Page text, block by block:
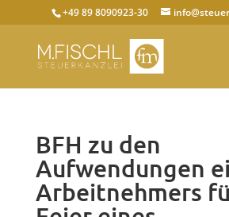
+49 89 8090923-30
BFH zu den
Aufwendungen
Arbeitnehmers